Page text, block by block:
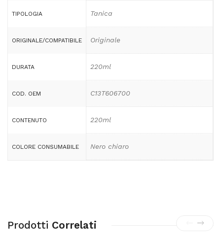
TIPOLOGIA Tanica
ORIGINALE/COMPATIBILE Originale
DURATA 220ml
COD. OEM C13T606700
CONTENUTO 220ml
COLORE CONSUMABILE Nero chiaro
Prodotti Correlati